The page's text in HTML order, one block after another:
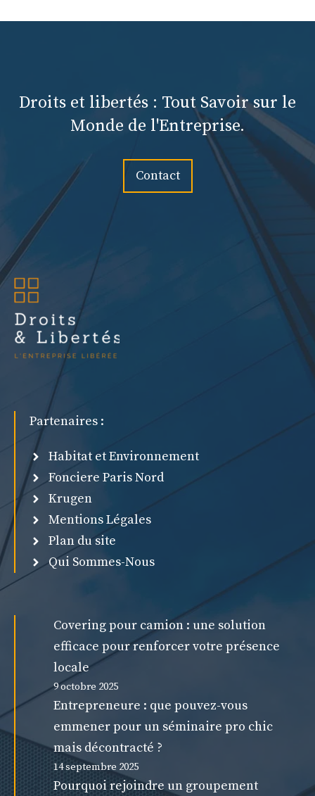
Droits et libertés : Tout Savoir sur le
Monde de l'Entreprise.
Contact
Partenaires :
Habitat et Environnement
Fonciere Paris Nord
Krugen
Mentions Légales
Plan du site
Qui Sommes-Nous
Covering pour camion : une solution
efficace pour renforcer votre présence
locale
9 octobre 2025
Entrepreneure : que pouvez-vous
emmener pour un séminaire pro chic
mais décontracté ?
14 septembre 2025
Pourquoi rejoindre un groupement